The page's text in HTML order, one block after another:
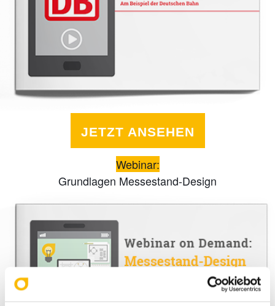
JETZT ANSEHEN
Webinar:
Grundlagen Messestand-Design